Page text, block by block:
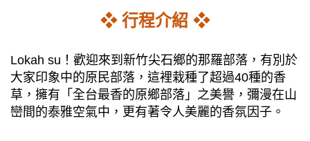
❖ 行程介紹 ❖
Lokah su！歡迎來到新竹尖石鄉的那羅部落，有別於
大家印象中的原民部落，這裡栽種了超過40種的香
草，擁有「全台最香的原鄉部落」之美譽，彌漫在山
巒間的泰雅空氣中，更有著令人美麗的香氛因子。